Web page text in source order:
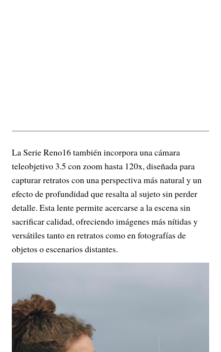
La Serie Reno16 también incorpora una cámara
teleobjetivo 3.5 con zoom hasta 120x, diseñada para
capturar retratos con una perspectiva más natural y un
efecto de profundidad que resalta al sujeto sin perder
detalle. Esta lente permite acercarse a la escena sin
sacrificar calidad, ofreciendo imágenes más nítidas y
versátiles tanto en retratos como en fotografías de
objetos o escenarios distantes.